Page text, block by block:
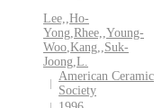
Lee,,Ho-
Yong,Rhee,,Young-
Woo,Kang,,Suk-
Joong,L.
American Ceramic
Society